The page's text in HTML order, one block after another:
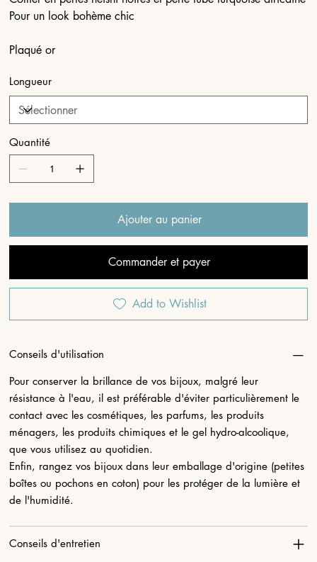
Pour un look bohème chic
Plaqué or
Longueur
Quantité
Ajouter au panier
Commander et payer
Add to Wishlist
Conseils d'utilisation
Pour conserver la brillance de vos bijoux, malgré leur
résistance à l'eau, il est préférable d'éviter particulièrement le
contact avec les cosmétiques, les parfums, les produits
ménagers, les produits chimiques et le gel hydro-alcoolique,
que vous utilisez au quotidien.
Enfin, rangez vos bijoux dans leur emballage d'origine (petites
boîtes ou pochons en coton) pour les protéger de la lumière et
de l'humidité.
Conseils d'entretien